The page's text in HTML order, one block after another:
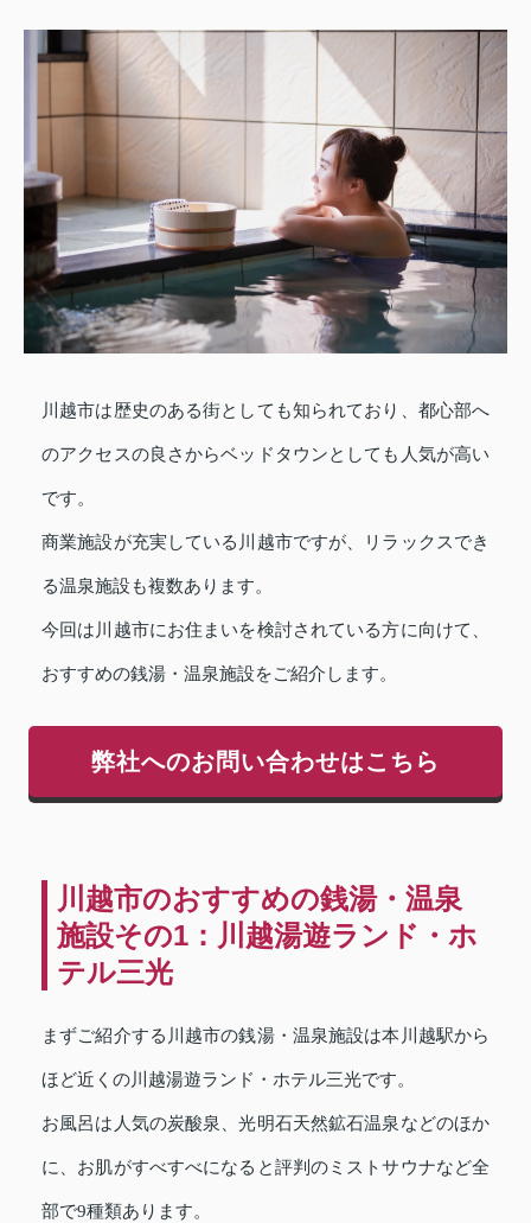
川越市は歴史のある街としても知られており、都心部へ
のアクセスの良さからベッドタウンとしても人気が高い
です。
商業施設が充実している川越市ですが、リラックスでき
る温泉施設も複数あります。
今回は川越市にお住まいを検討されている方に向けて、
おすすめの銭湯・温泉施設をご紹介します。
弊社へのお問い合わせはこちら
川越市のおすすめの銭湯・温泉
施設その1：川越湯遊ランド・ホ
テル三光
まずご紹介する川越市の銭湯・温泉施設は本川越駅から
ほど近くの川越湯遊ランド・ホテル三光です。
お風呂は人気の炭酸泉、光明石天然鉱石温泉などのほか
に、お肌がすべすべになると評判のミストサウナなど全
部で9種類あります。